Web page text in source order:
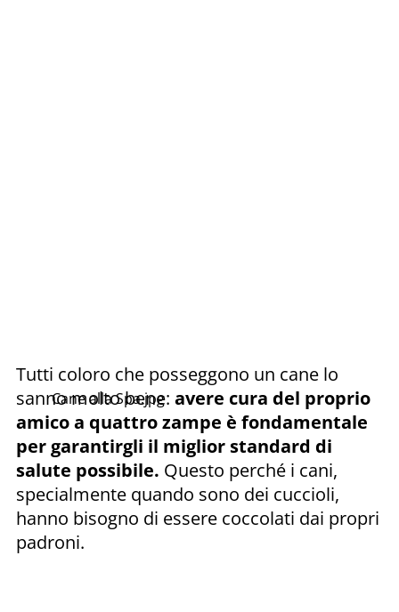
Cane alla Spa.jpg
Tutti coloro che posseggono un cane lo
sanno molto bene: avere cura del proprio
amico a quattro zampe è fondamentale
per garantirgli il miglior standard di
salute possibile. Questo perché i cani,
specialmente quando sono dei cuccioli,
hanno bisogno di essere coccolati dai propri
padroni.